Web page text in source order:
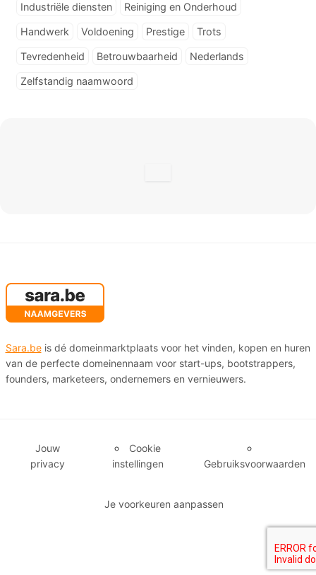
Industriële diensten Reiniging en Onderhoud
Handwerk Voldoening Prestige Trots
Tevredenheid Betrouwbaarheid Nederlands
Zelfstandig naamwoord
Sara.beis dé domeinmarktplaats voor het vinden, kopen en huren
van de perfecte domeinennaam voor start-ups, bootstrappers,
founders, marketeers, ondernemers en vernieuwers.
Jouw
privacy
Cookie
instellingen
Gebruiksvoorwaarden
Je voorkeuren aanpassen